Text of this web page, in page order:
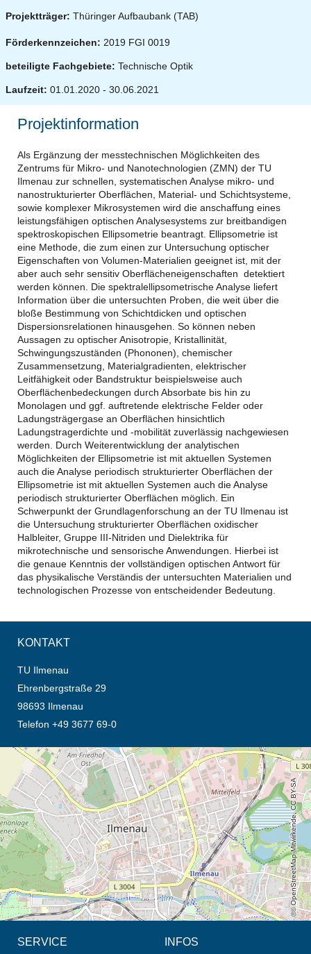
Projektträger: Thüringer Aufbaubank (TAB)
Förderkennzeichen: 2019 FGI 0019
beteiligte Fachgebiete: Technische Optik
Laufzeit: 01.01.2020 - 30.06.2021
Projektinformation
Als Ergänzung der messtechnischen Möglichkeiten des
Zentrums für Mikro- und Nanotechnologien (ZMN) der TU
Ilmenau zur schnellen, systematischen Analyse mikro- und
nanostrukturierter Oberflächen, Material- und Schichtsysteme,
sowie komplexer Mikrosystemen wird die anschaffung eines
leistungsfähigen optischen Analysesystems zur breitbandigen
spektroskopischen Ellipsometrie beantragt. Ellipsometrie ist
eine Methode, die zum einen zur Untersuchung optischer
Eigenschaften von Volumen-Materialien geeignet ist, mit der
aber auch sehr sensitiv Oberflächeneigenschaften detektiert
werden können. Die spektralellipsometrische Analyse liefert
Information über die untersuchten Proben, die weit über die
bloße Bestimmung von Schichtdicken und optischen
Dispersionsrelationen hinausgehen. So können neben
Aussagen zu optischer Anisotropie, Kristallinität,
Schwingungszuständen (Phononen), chemischer
Zusammensetzung, Materialgradienten, elektrischer
Leitfähigkeit oder Bandstruktur beispielsweise auch
Oberflächenbedeckungen durch Absorbate bis hin zu
Monolagen und ggf. auftretende elektrische Felder oder
Ladungsträgergase an Oberflächen hinsichtlich
Ladungstragerdichte und -mobilität zuverlässig nachgewiesen
werden. Durch Weiterentwicklung der analytischen
Möglichkeiten der Ellipsometrie ist mit aktuellen Systemen
auch die Analyse periodisch strukturierter Oberflächen der
Ellipsometrie ist mit aktuellen Systemen auch die Analyse
periodisch strukturierter Oberflächen möglich. Ein
Schwerpunkt der Grundlagenforschung an der TU Ilmenau ist
die Untersuchung strukturierter Oberflächen oxidischer
Halbleiter, Gruppe III-Nitriden und Dielektrika für
mikrotechnische und sensorische Anwendungen. Hierbei ist
die genaue Kenntnis der vollständigen optischen Antwort für
das physikalische Verständis der untersuchten Materialien und
technologischen Prozesse von entscheidender Bedeutung.
KONTAKT
TU Ilmenau
Ehrenbergstraße 29
98693 Ilmenau
Telefon +49 3677 69-0
Öffnet die Anfahrtsbeschreibung in neuem Tab (Karte)
© OpenStreetMap-Mitwirkende, CC BY-SA
SERVICE INFOS